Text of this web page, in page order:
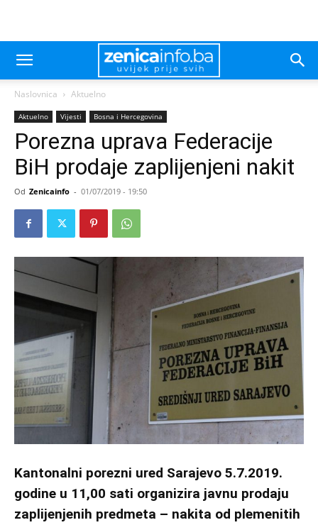
Naslovnica Aktuelno
Aktuelno Vijesti Bosna i Hercegovina
Porezna uprava Federacije
BiH prodaje zaplijenjeni nakit
Od Zenicainfo - 01/07/2019 - 19:50
Kantonalni porezni ured Sarajevo 5.7.2019.
godine u 11,00 sati organizira javnu prodaju
zaplijenjenih predmeta – nakita od plemenitih